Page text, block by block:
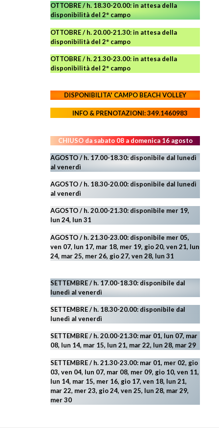
OTTOBRE / h. 18.30-20.00:in attesa della
disponibilità del 2° campo
OTTOBRE / h. 20.00-21.30:in attesa della
disponibilità del 2° campo
OTTOBRE / h. 21.30-23.00:in attesa della
disponibilità del 2° campo
DISPONIBILITA' CAMPOBEACH VOLLEY
INFO & PRENOTAZIONI: 349.1460983
CHIUSO da sabato 08 a domenica 16 agosto
AGOSTO / h. 17.00-18.30: disponibile dal lunedì
al venerdì
AGOSTO/ h. 18.30-20.00: disponibiledal lunedì
al venerdì
AGOSTO / h. 20.00-21.30: disponibile mer 19,
lun 24, lun 31
AGOSTO/ h. 21.30-23.00:disponibile mer 05,
ven 07, lun 17, mar 18, mer 19, gio 20, ven 21, lun
24, mar 25, mer 26, gio 27, ven 28, lun 31
SETTEMBRE / h. 17.00-18.30: disponibile dal
lunedì al venerdì
SETTEMBRE / h. 18.30-20.00: disponibiledal
lunedì al venerdì
SETTEMBRE / h. 20.00-21.30: mar 01, lun 07, mar
08, lun 14, mar 15, lun 21, mar 22, lun 28, mar 29
SETTEMBRE / h. 21.30-23.00:mar 01, mer 02, gio
03, ven 04, lun 07, mar 08, mer 09, gio 10, ven 11,
lun 14, mar 15, mer 16, gio 17, ven 18, lun 21,
mar 22, mer 23, gio 24, ven 25, lun 28, mar 29
mer 30